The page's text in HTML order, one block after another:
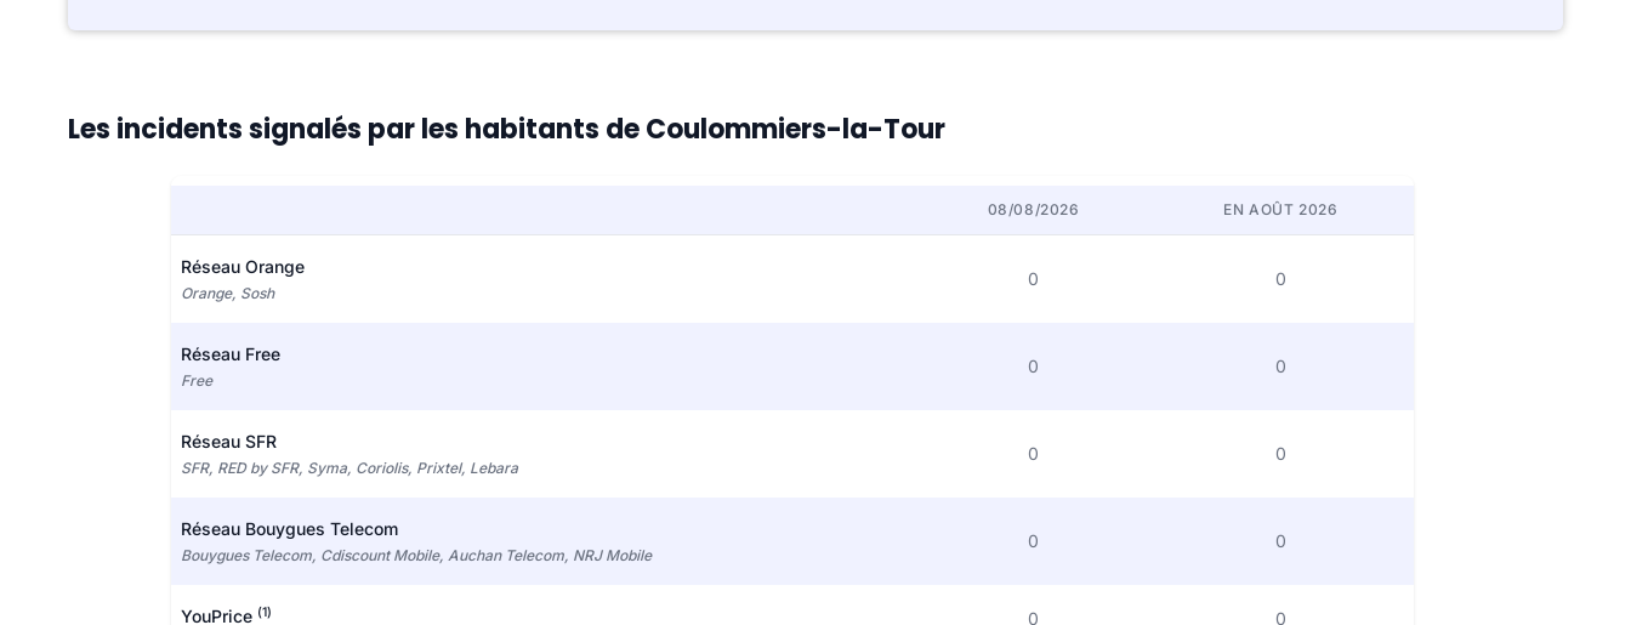
Les incidents signalés par les habitants de Coulommiers-la-Tour
08/08/2026 EN AOÛT 2026
Réseau Orange
Orange, Sosh
0 0
Réseau Free
Free
0 0
Réseau SFR
SFR, RED by SFR, Syma, Coriolis, Prixtel, Lebara
0 0
Réseau Bouygues Telecom
Bouygues Telecom, Cdiscount Mobile, Auchan Telecom, NRJ Mobile
0 0
YouPrice (1) 0 0